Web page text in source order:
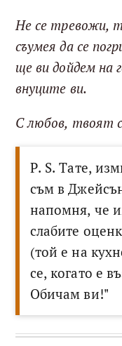
Не се тревожи,
съумея да се
ще ви дойдем на
внуците ви.
С любов, твоят
P. S. Тате,
съм в
напомня, че
слабите
(той е на
се, когато е
Обичам ви!"